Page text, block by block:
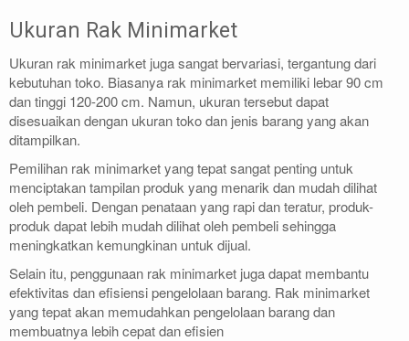
Ukuran Rak Minimarket
Ukuran rak minimarket juga sangat bervariasi, tergantung dari
kebutuhan toko. Biasanya rak minimarket memiliki lebar 90 cm
dan tinggi 120-200 cm. Namun, ukuran tersebut dapat
disesuaikan dengan ukuran toko dan jenis barang yang akan
ditampilkan.
Pemilihan rak minimarket yang tepat sangat penting untuk
menciptakan tampilan produk yang menarik dan mudah dilihat
oleh pembeli. Dengan penataan yang rapi dan teratur, produk-
produk dapat lebih mudah dilihat oleh pembeli sehingga
meningkatkan kemungkinan untuk dijual.
Selain itu, penggunaan rak minimarket juga dapat membantu
efektivitas dan efisiensi pengelolaan barang. Rak minimarket
yang tepat akan memudahkan pengelolaan barang dan
membuatnya lebih cepat dan efisien